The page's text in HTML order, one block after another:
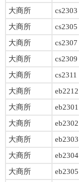
大商所
cs2303
大商所
cs2305
大商所
cs2307
大商所
cs2309
大商所
cs2311
大商所
eb2212
大商所
eb2301
大商所
eb2302
大商所
eb2303
大商所
eb2304
大商所
eb2305